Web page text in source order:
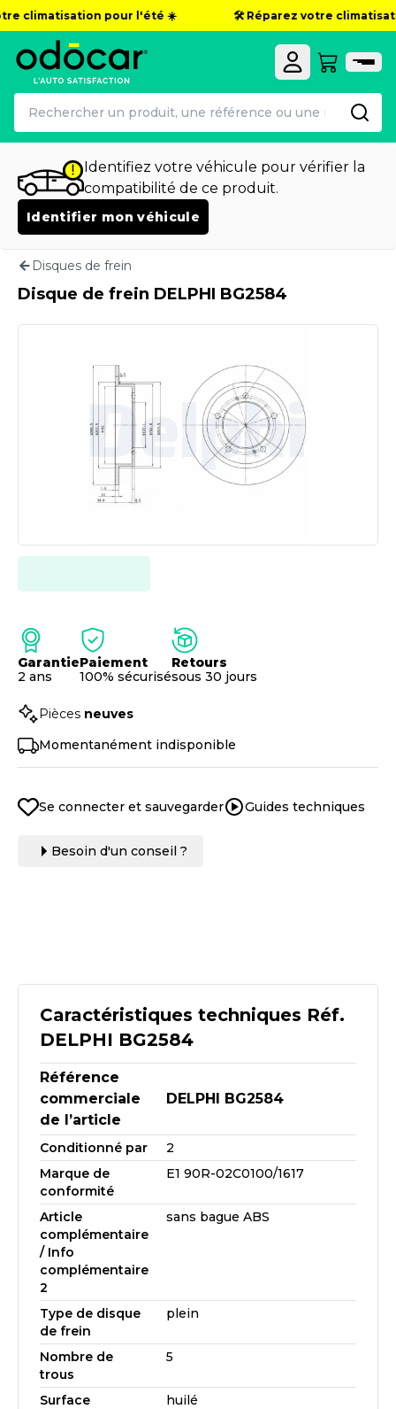
climatisation pour l'été ☀️ 🛠️ Réparez votre
Identifiez votre véhicule pour vérifier la
compatibilité de ce produit.
Identifier mon véhicule
Disques de frein
Caractéristiques techniques Réf.
DELPHI BG2584
Référence
commerciale
de l’article
DELPHI BG2584
Conditionné par
2
Marque de
conformité
E1 90R-02C0100/1617
Article
complémentaire
/ Info
complémentaire
2
sans bague ABS
Type de disque
de frein
plein
Nombre de
trous
5
Surface
huilé
Disque de frein DELPHI BG2584
Garantie
2 ans
Paiement
100% sécurisé
Retours
sous 30 jours
Pièces neuves
Momentanément indisponible
Se connecter et sauvegarder Guides techniques
Besoin d'un conseil ?